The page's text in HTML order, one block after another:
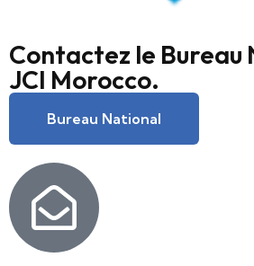
Contactez le Bureau
JCI Morocco.
Bureau National